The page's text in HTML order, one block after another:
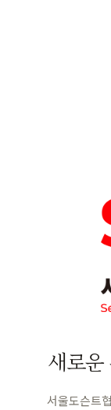
새로
서울도슨트